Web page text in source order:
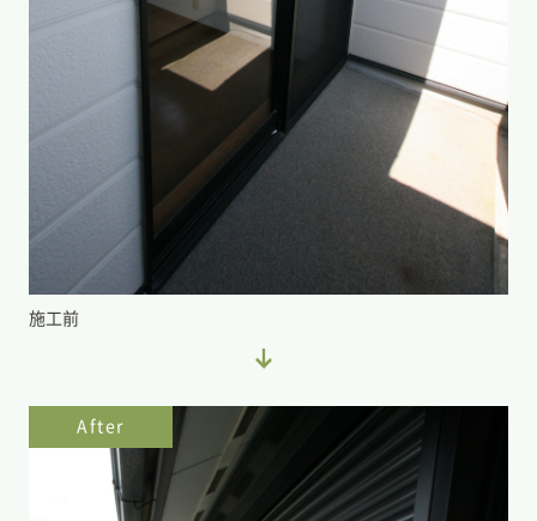
施工前
After